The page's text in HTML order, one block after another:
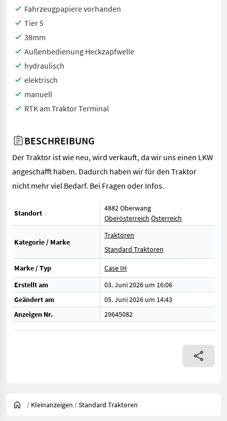
Fahrzeugpapiere vorhanden
Tier 5
38mm
Außenbedienung Heckzapfwelle
hydraulisch
elektrisch
manuell
RTK am Traktor Terminal
BESCHREIBUNG
Der Traktor ist wie neu, wird verkauft, da wir uns einen LKW
angeschafft haben. Dadurch haben wir für den Traktor
nicht mehr viel Bedarf. Bei Fragen oder Infos.
Standort
4882 Oberwang
Oberösterreich Österreich
Kategorie / Marke
Traktoren
Standard Traktoren
Marke / Typ
Case IH
Erstellt am
03. Juni 2026 um 16:06
Geändert am
05. Juni 2026 um 14:43
Anzeigen Nr.
29645082
/ Kleinanzeigen /Standard Traktoren